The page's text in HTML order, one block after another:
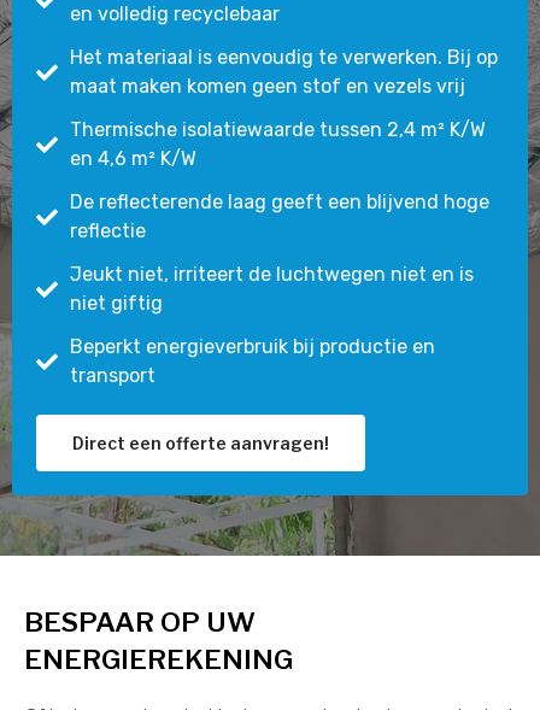
en volledig recyclebaar
Het materiaal is eenvoudig te verwerken. Bij op
maat maken komen geen stof en vezels vrij
Thermische isolatiewaarde tussen 2,4 m² K/W
en 4,6 m² K/W
De reflecterende laag geeft een blijvend hoge
reflectie
Jeukt niet, irriteert de luchtwegen niet en is
niet giftig
Beperkt energieverbruik bij productie en
transport
Direct een offerte aanvragen!
BESPAAR OP UW
ENERGIEREKENING